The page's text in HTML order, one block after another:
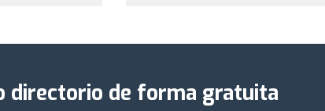
directorio de forma gratuita